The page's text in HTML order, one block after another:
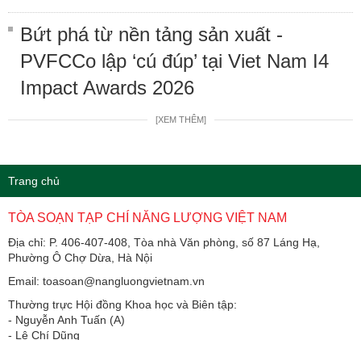
Bứt phá từ nền tảng sản xuất -
PVFCCo lập ‘cú đúp’ tại Viet Nam I4
Impact Awards 2026
[XEM THÊM]
Trang chủ
TÒA SOẠN TẠP CHÍ NĂNG LƯỢNG VIỆT NAM
Địa chỉ: P. 406-407-408, Tòa nhà Văn phòng, số 87 Láng Hạ,
Phường Ô Chợ Dừa, Hà Nội
Email: toasoan@nangluongvietnam.vn
Thường trực Hội đồng Khoa học và Biên tập:
​​​​​​- Nguyễn Anh Tuấn (A)
- Lê Chí Dũng